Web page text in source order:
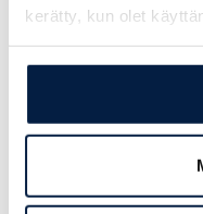
kerätty, kun olet
Yritys